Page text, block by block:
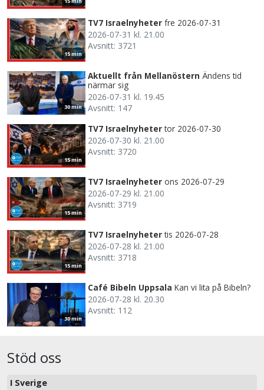
15 min
TV7 Israelnyheter fre 2026-07-31
2026-07-31 kl. 21.00
Avsnitt: 3721
30 min
Aktuellt från Mellanöstern Ändens tid
närmar sig
2026-07-31 kl. 19.45
Avsnitt: 147
15 min
TV7 Israelnyheter tor 2026-07-30
2026-07-30 kl. 21.00
Avsnitt: 3720
15 min
TV7 Israelnyheter ons 2026-07-29
2026-07-29 kl. 21.00
Avsnitt: 3719
15 min
TV7 Israelnyheter tis 2026-07-28
2026-07-28 kl. 21.00
Avsnitt: 3718
30 min
Café Bibeln Uppsala Kan vi lita på Bibeln?
2026-07-28 kl. 20.30
Avsnitt: 112
Stöd oss
I Sverige